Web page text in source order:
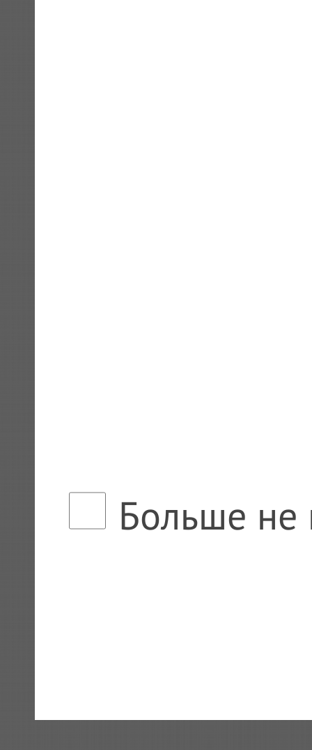
Больше не